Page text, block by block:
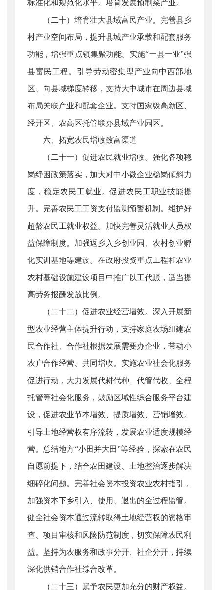
标准化和规范化水平。培育发展预制菜产业。
（二十）培育壮大县域富民产业。完善县乡
村产业空间布局，提升县城产业承载和配套服务
功能，增强重点镇集聚功能。实施“一县一业”强
县富民工程。引导劳动密集型产业向中西部地
区、向县域梯度转移，支持大中城市在周边县域
布局关联产业和配套企业。支持国家级高新区、
经开区、农高区托管联办县域产业园区。
六、拓宽农民增收致富渠道
（二十一）促进农民就业增收。强化各项稳
岗纾困政策落实，加大对中小微企业稳岗倾斜力
度，稳定农民工就业。促进农民工职业技能提
升。完善农民工工资支付监测预警机制。维护好
超龄农民工就业权益。加快完善灵活就业人员权
益保障制度。加强返乡入乡创业园、农村创业孵
化实训基地等建设。在政府投资重点工程和农业
农村基础设施建设项目中推广以工代赈，适当提
高劳务报酬发放比例。
（二十二）促进农业经营增效。深入开展新
型农业经营主体提升行动，支持家庭农场组建农
民合作社、合作社根据发展需要办企业，带动小
农户合作经营、共同增收。实施农业社会化服务
促进行动，大力发展代耕代种、代管代收、全程
托管等社会化服务，鼓励区域性综合服务平台建
设，促进农业节本增效、提质增效、营销增效。
引导土地经营权有序流转，发展农业适度规模经
营。总结地方“小田并大田”等经验，探索在农民
自愿前提下，结合农田建设、土地整治逐步解决
细碎化问题。完善社会资本投资农业农村指引，
加强资本下乡引入、使用、退出的全过程监管。
健全社会资本通过流转取得土地经营权的资格审
查、项目审核和风险防范制度，切实保障农民利
益。坚持为农服务和政事分开、社企分开，持续
深化供销合作社综合改革。
（二十三）赋予农民更加充分的财产权益。